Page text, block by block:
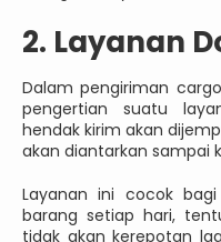
2. Layanan
Dalam pengiriman
pengertian suatu
hendak kirim akan
akan diantarkan sampai
Layanan ini cocok
barang setiap hari,
tidak akan kerepotan